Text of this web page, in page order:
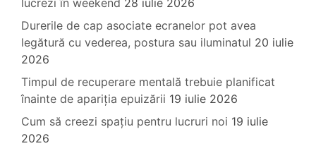
Durerile de cap asociate ecranelor pot avea
legătură cu vederea, postura sau iluminatul 20 iulie
2026
Timpul de recuperare mentală trebuie planificat
înainte de apariția epuizării 19 iulie 2026
Cum să creezi spațiu pentru lucruri noi 19 iulie
2026